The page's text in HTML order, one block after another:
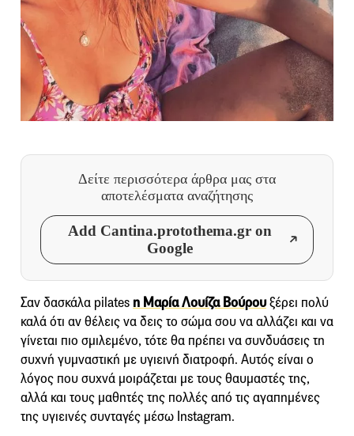
Δείτε περισσότερα άρθρα μας στα
αποτελέσματα αναζήτησης
Add Cantina.protothema.gr on
Google
Σαν δασκάλα pilates η Μαρία Λουίζα Βούρουξέρει πολύ
καλά ότι αν θέλεις να δεις το σώμα σου να αλλάζει και να
γίνεται πιο σμιλεμένο, τότε θα πρέπει να συνδυάσεις τη
συχνή γυμναστική με υγιεινή διατροφή. Αυτός είναι ο
λόγος που συχνά μοιράζεται με τους θαυμαστές της,
αλλά και τους μαθητές της πολλές από τις αγαπημένες
της υγιεινές συνταγές μέσω Instagram.